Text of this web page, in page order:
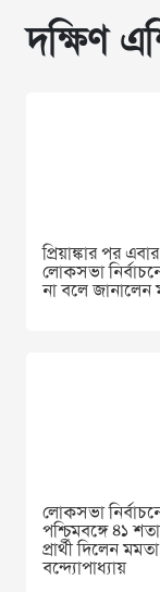
দক্ষিণ
প্রিয়াঙ্কার পর এবার
লোকসভা
না বলে জানালেন
লোকসভা
পশ্চিমবঙ্গে ৪১
প্রার্থী দিলেন মমতা
বন্দ্যোপাধ্যায়